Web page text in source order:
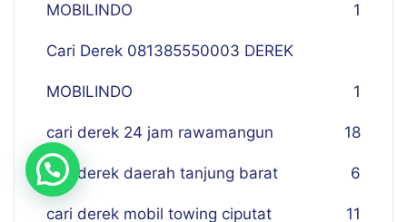
MOBILINDO 1
Cari Derek 081385550003 DEREK
MOBILINDO 1
cari derek 24 jam rawamangun 18
cari derek daerah tanjung barat 6
cari derek mobil towing ciputat 11